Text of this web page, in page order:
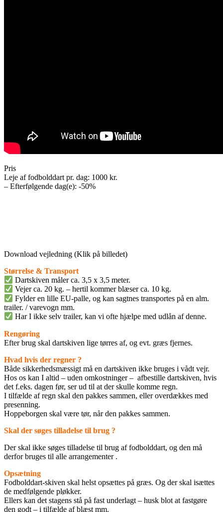
Pris
Leje af fodbolddart pr. dag: 1000 kr.
– Efterfølgende dag(e): -50%
Download vejledning (Klik på billedet)
Størrelse & Transport
Dartskiven måler ca. 3,5 x 3,5 meter.
Vejer ca. 20 kg. – hertil kommer blæser ca. 10 kg.
Fylder en lille EU-palle, og kan sagtnes transportes på en alm.
trailer. / varevogn mm.
Har I ikke selv trailer, kan vi ofte hjælpe med udlån af denne.
Rengøring
Efter brug skal dartskiven lige tørres af, og evt. græs fjernes.
Hvad hvis der regner ?
Både sikkerhedsmæssigt må en dartskiven ikke bruges i vådt vejr.
Hos os kan I altid – uden omkostninger – afbestille dartskiven, hvis
det f.eks. dagen før, ser ud til at der skulle komme regn.
I tilfælde af regn skal den pakkes sammen, eller overdækkes med
presenning.
Hoppeborgen skal være tør, når den pakkes sammen.
Skal der søges tilladelse til brug ?
Der skal ikke søges tilladelse til brug af fodbolddart, og den må
derfor bruges til alle arrangementer .
Opsætning
Fodbolddart-skiven skal helst opsættes på græs. Og der skal isættes
de medfølgende pløkker.
Ellers kan det stagens stå på fast underlagt – husk blot at fastgøre
den godt – i tilfælde af blæst mm.